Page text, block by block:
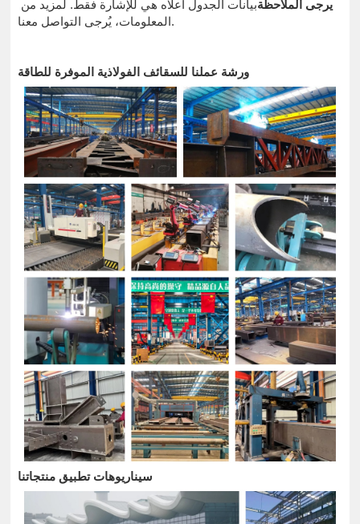
يرجى الملاحظةبيانات الجدول أعلاه هي للإشارة فقط. لمزيد من
المعلومات، يُرجى التواصل معنا.
ورشة عملنا للسقائف الفولاذية الموفرة للطاقة
سيناريوهات تطبيق منتجاتنا